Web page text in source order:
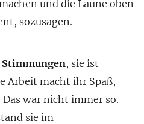
und die Laune oben
sozusagen.
, sie ist
Arbeit macht ihr Spaß,
war nicht immer so.
sie im